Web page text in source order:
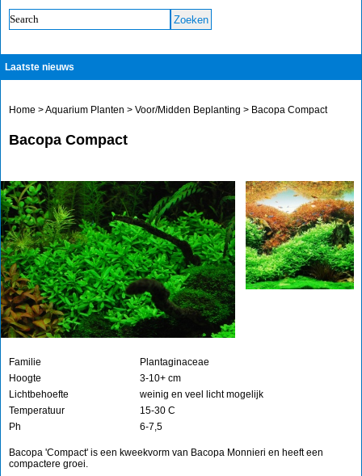
Laatste nieuws
Home >Aquarium Planten > Voor/Midden Beplanting > Bacopa Compact
Bacopa Compact
Familie
Plantaginaceae
Hoogte
3-10+ cm
Lichtbehoefte
weinig en veel licht mogelijk
Temperatuur
15-30 C
Ph
6-7,5
Bacopa 'Compact' is een kweekvorm van Bacopa Monnieri en heeft een
compactere groei.